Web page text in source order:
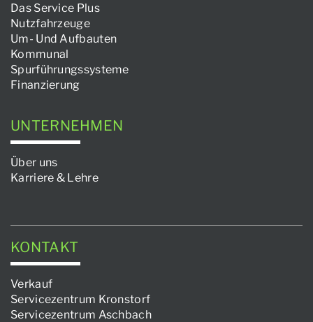
Das Service Plus
Nutzfahrzeuge
Um- Und Aufbauten
Kommunal
Spurführungssysteme
Finanzierung
UNTERNEHMEN
Über uns
Karriere & Lehre
KONTAKT
Verkauf
Servicezentrum Kronstorf
Servicezentrum Aschbach